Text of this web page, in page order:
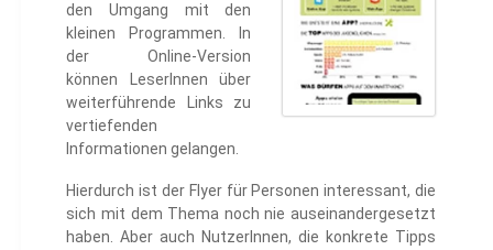
den Umgang mit den
kleinen Programmen. In
der Online-Version
können LeserInnen über
weiterführende Links zu
vertiefenden
Informationen gelangen.
Hierdurch ist der Flyer für Personen interessant, die
sich mit dem Thema noch nie auseinandergesetzt
haben. Aber auch NutzerInnen, die konkrete Tipps